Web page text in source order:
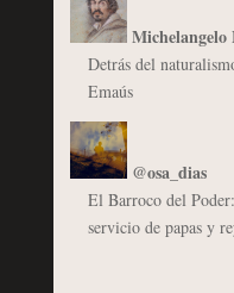
Michelangelo
Detrás del
Emaús
@osa_dias
El Barroco del
servicio de papas y